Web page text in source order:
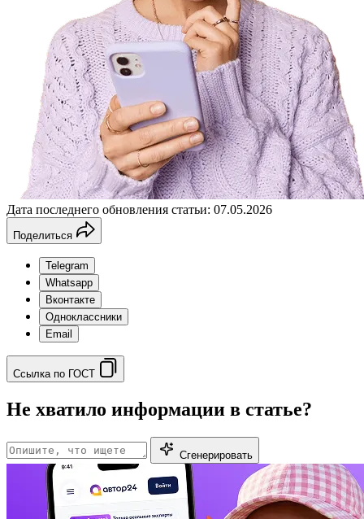
Дата последнего обновления статьи: 07.05.2026
Поделиться
Telegram
Whatsapp
Вконтакте
Одноклассники
Email
Ссылка по ГОСТ
Не хватило информации в статье?
Сгенерировать